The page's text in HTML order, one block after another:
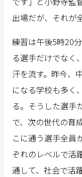
出場だが、それが
練習は午後5時20
る選手だけでなく
汗を流す。昨今、
になる学校も多く
る。そうした選手
で、次の世代の育
こに通う選手全員
ぞれのレベルで活
通して、社会で活